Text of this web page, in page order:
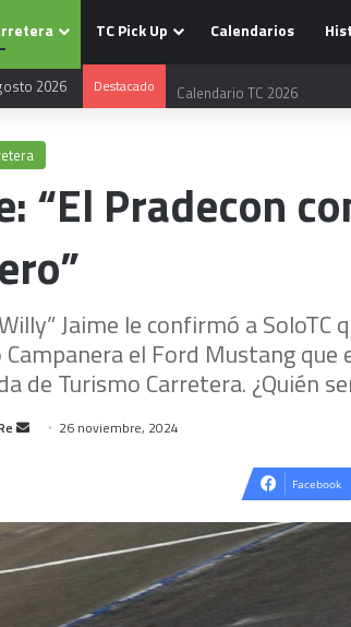
TC Pick Up Calendarios
2026 Destacado Calendario TC 2026
“El Pradecon
Jaime le confirmó a SoloTC
Campanera el Ford Mustang
de Turismo Carretera. ¿Quién
Send 26 noviembre, 2024
Facebook